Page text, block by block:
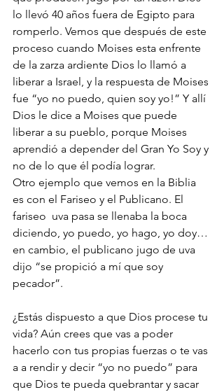
lo llevó 40 años fuera de Egipto para
romperlo. Vemos que después de este
proceso cuando Moises esta enfrente
de la zarza ardiente Dios lo llamó a
liberar a Israel, y la respuesta de Moises
fue “yo no puedo, quien soy yo!” Y allí
Dios le dice a Moises que puede
liberar a su pueblo, porque Moises
aprendió a depender del Gran Yo Soy y
no de lo que él podía lograr.
Otro ejemplo que vemos en la Biblia
es con el Fariseo y el Publicano. El
fariseo  uva pasa se llenaba la boca
diciendo, yo puedo, yo hago, yo doy…
en cambio, el publicano jugo de uva
dijo “se propició a mí que soy
pecador”.
¿Estás dispuesto a que Dios procese tu
vida? Aún crees que vas a poder
hacerlo con tus propias fuerzas o te vas
a a rendir y decir “yo no puedo” para
que Dios te pueda quebrantar y sacar